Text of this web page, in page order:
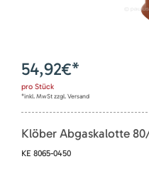
54,92€*
pro Stück
*inkl. MwSt zzgl. Versand
Klöber Abgaskalotte
KE 8065-0450